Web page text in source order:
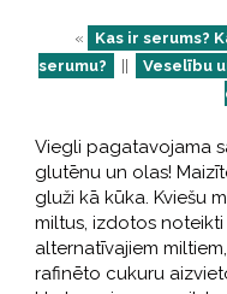
«
Kas ir serums?
serumu?
Veselību
Viegli pagatavojama
glutēnu un olas!
gluži kā kūka. Kviešu
miltus, izdotos
alternatīvajiem
rafinēto cukuru